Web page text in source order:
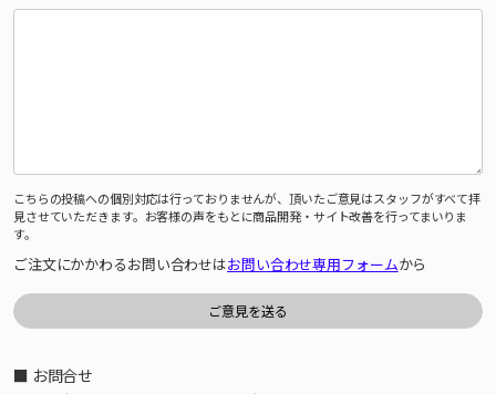
こちらの投稿への個別対応は行っておりませんが、頂いたご意見はスタッフがすべて拝
見させていただきます。お客様の声をもとに商品開発・サイト改善を行ってまいりま
す。
ご注文にかかわるお問い合わせはお問い合わせ専用フォームから
■ お問合せ